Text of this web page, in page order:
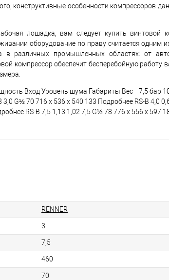
конструктивные особенности компрессоров
лошадка, вам следует купить винтовой
оборудование по праву считается
в различных промышленных областях: от
компрессор обеспечит бесперебойную работу
Вход Уровень шума Габариты Вес 7,5 бар
3,0 G½ 70 716 x 536 x 540 133 Подробнее RS-B 4,0
RS-B 7,5 1,13 1,02 7,5 G½ 78 776 x 556 x 597
RENNER
3
7,5
460
70